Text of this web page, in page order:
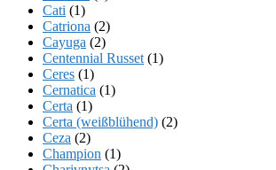
Cati (1)
Catriona (2)
Cayuga (2)
Centennial Russet (1)
Ceres (1)
Cernatica (1)
Certa (1)
Certa (weißblühend) (2)
Ceza (2)
Champion (1)